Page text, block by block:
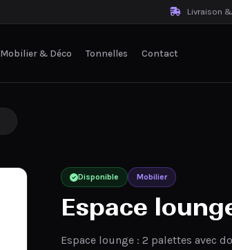
Livraison
Mobilier & Déco Tonnelles Contact
Disponible Mobilier
Espace
Espace lounge : 2 palettes avec